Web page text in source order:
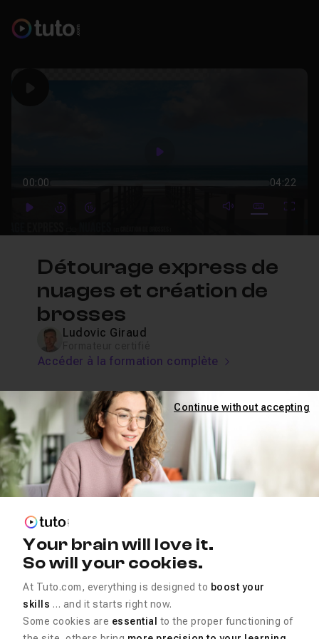
Play
00:00 04:22
PlayForwardForward mute video
Subtitles
Détourage express de
nuages et création de
brosses
Ludovic Giraud
Accéder à la formation complète